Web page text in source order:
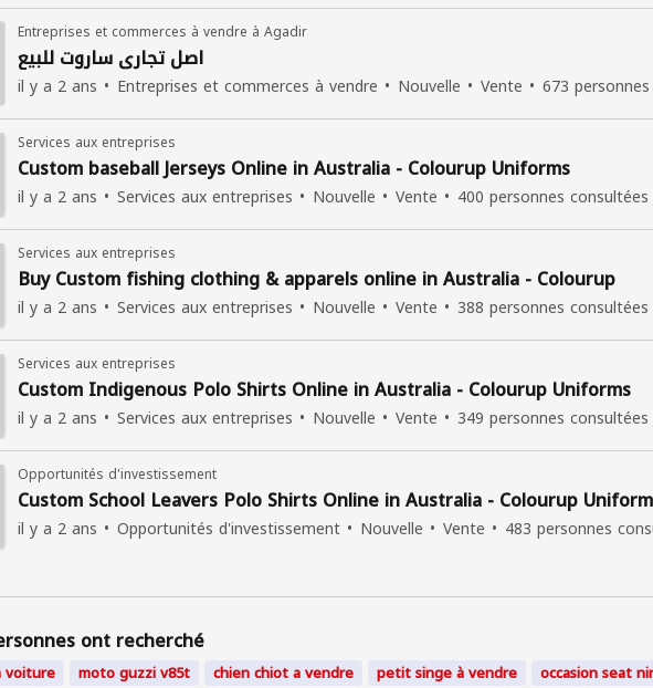
Entreprises et commerces à vendre à Agadir
اصل تجاري ساروت للبيع
il y a 2 ans Entreprises et commerces à vendre Nouvelle Vente 673
Services aux entreprises
Custom baseball Jerseys Online in Australia - Colourup Uniforms
il y a 2 ans Services aux entreprises Nouvelle Vente 400 personnes consultées
Services aux entreprises
Buy Custom fishing clothing & apparels online in Australia - Colourup
il y a 2 ans Services aux entreprises Nouvelle Vente 388 personnes consultées
Services aux entreprises
Custom Indigenous Polo Shirts Online in Australia - Colourup Uniforms
il y a 2 ans Services aux entreprises Nouvelle Vente 349 personnes consultées
Opportunités d'investissement
Custom School Leavers Polo Shirts Online in Australia - Colourup
il y a 2 ans Opportunités d'investissement Nouvelle Vente 483 personnes
ont recherché
voiture moto guzzi v85t chien chiot a vendre petit singe à vendre occasion seat